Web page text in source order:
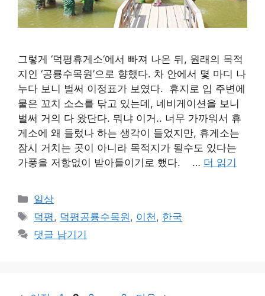
그렇게 ‘덕평휴게소‘에서 빠져 나온 뒤, 원래의 목적
지인 ‘공룡수목원’으로 향했다. 차 안에서 몇 마디 나
누다 보니 벌써 이정표가 보였다. 휴지로 입 주변에
뭍은 꼬치 소스를 닦고 있는데, 네비게이션을 보니
벌써 거의 다 왔단다. 뭐냐 이거.. 너무 가까워서 휴
게소에 왜 들렀나 하는 생각이 들었지만, 휴게소는
잠시 거치는 곳이 아니라 목적지가 될수도 있다는
가풍을 저항없이 받아들이기로 했다. … 더 읽기
카
테
고
리
일상
태
그
덕평 , 덕평공룡수목원 , 이천 , 한국
댓글 남기기